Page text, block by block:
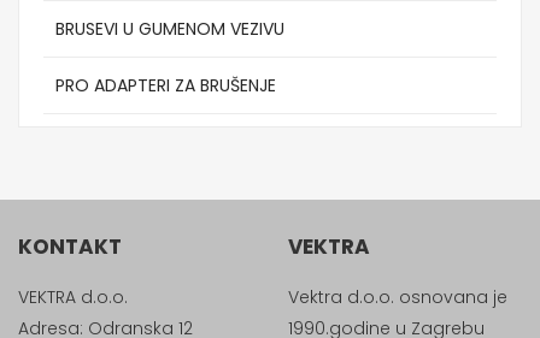
BRUSEVI U GUMENOM VEZIVU
PRO ADAPTERI ZA BRUŠENJE
KONTAKT
VEKTRA d.o.o.
Adresa: Odranska 12
VEKTRA
Vektra d.o.o. osnovana je
1990.godine u Zagrebu